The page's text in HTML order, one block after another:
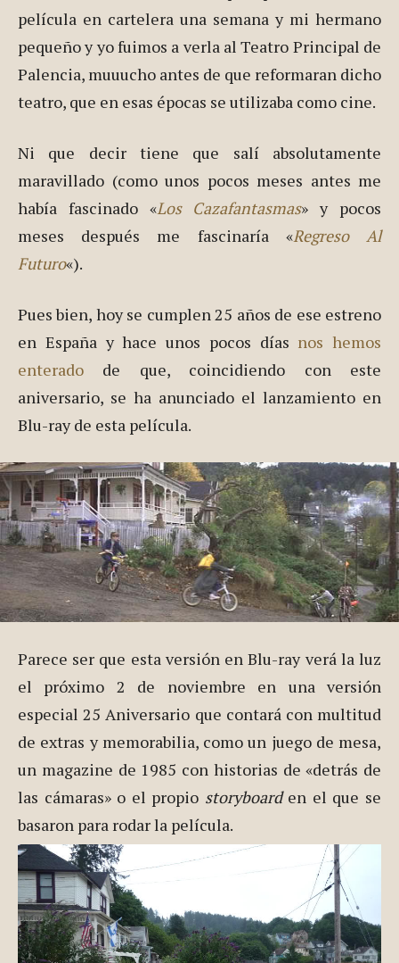
película en cartelera una semana y mi hermano
pequeño y yo fuimos a verla al Teatro Principal de
Palencia, muuucho antes de que reformaran dicho
teatro, que en esas épocas se utilizaba como cine.
Ni que decir tiene que salí absolutamente
maravillado (como unos pocos meses antes me
había fascinado «Los Cazafantasmas» y pocos
meses después me fascinaría «Regreso Al
Futuro«).
Pues bien, hoy se cumplen 25 años de ese estreno
en España y hace unos pocos días nos hemos
enterado de que, coincidiendo con este
aniversario, se ha anunciado el lanzamiento en
Blu-ray de esta película.
Parece ser que esta versión en Blu-ray verá la luz
el próximo 2 de noviembre en una versión
especial 25 Aniversario que contará con multitud
de extras y memorabilia, como un juego de mesa,
un magazine de 1985 con historias de «detrás de
las cámaras» o el propio storyboarden el que se
basaron para rodar la película.